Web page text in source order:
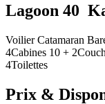
Lagoon 40
Voilier Catamaran
4Cabines 10 + 2
4Toilettes
Prix &